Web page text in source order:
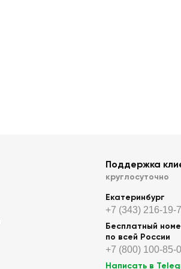
Поддержка
круглосуточно
Екатеринбург
+7 (343) 216-19-
Бесплатный
по всей России
+7 (800) 100-85-
Написать в